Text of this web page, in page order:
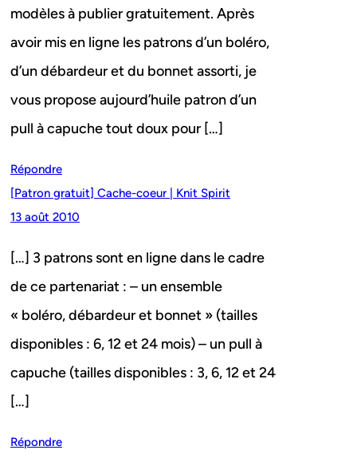
modèles à publier gratuitement. Après
avoir mis en ligne les patrons d’un boléro,
d’un débardeur et du bonnet assorti, je
vous propose aujourd’huile patron d’un
pull à capuche tout doux pour […]
Répondre
[Patron gratuit] Cache-coeur | Knit Spirit
13 août 2010
[…] 3 patrons sont en ligne dans le cadre
de ce partenariat : – un ensemble
« boléro, débardeur et bonnet » (tailles
disponibles : 6, 12 et 24 mois) – un pull à
capuche (tailles disponibles : 3, 6, 12 et 24
[…]
Répondre